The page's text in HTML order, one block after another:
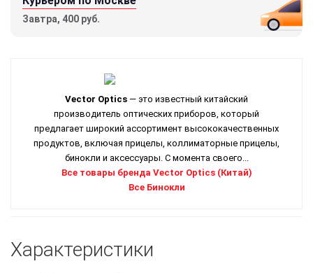
Завтра, 400 руб.
Vector Optics — это известный китайский
производитель оптических приборов, который
предлагает широкий ассортимент высококачественных
продуктов, включая прицелы, коллиматорные прицелы,
бинокли и аксессуары. С момента своего...
Все товары бренда Vector Optics (Китай)
Все Бинокли
Характеристики